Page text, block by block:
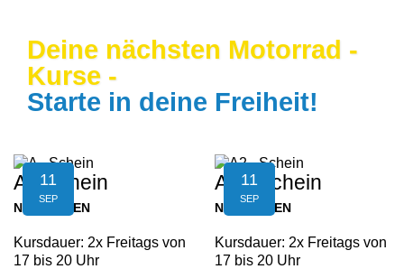
Deine nächsten Motorrad -
Kurse -
Starte in deine Freiheit!
11
SEP
A - Schein
NEUFELDEN
Kursdauer: 2x Freitags von
17 bis 20 Uhr
11
SEP
A2 - Schein
NEUFELDEN
Kursdauer: 2x Freitags von
17 bis 20 Uhr